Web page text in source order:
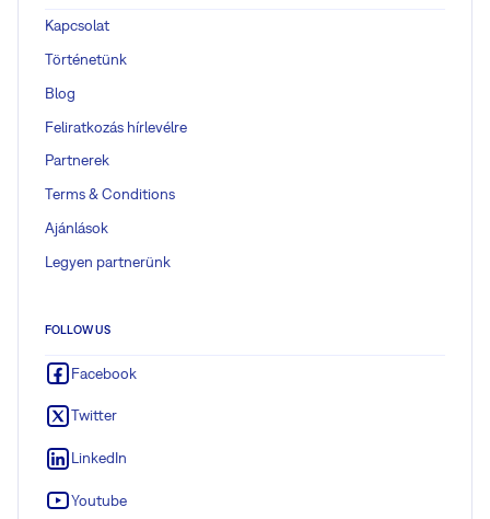
Kapcsolat
Történetünk
Blog
Feliratkozás hírlevélre
Partnerek
Terms & Conditions
Ajánlások
Legyen partnerünk
FOLLOW US
Facebook
Twitter
LinkedIn
Youtube